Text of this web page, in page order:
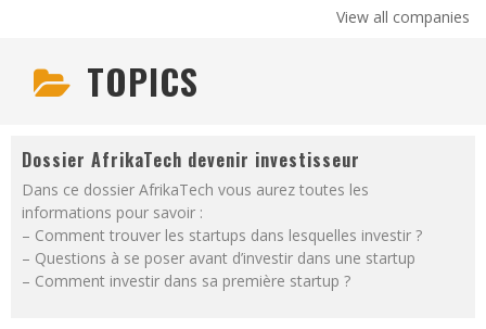
View all companies
TOPICS
Dossier AfrikaTech devenir investisseur
Dans ce dossier AfrikaTech vous aurez toutes les
informations pour savoir :
– Comment trouver les startups dans lesquelles investir ?
– Questions à se poser avant d’investir dans une startup
– Comment investir dans sa première startup ?